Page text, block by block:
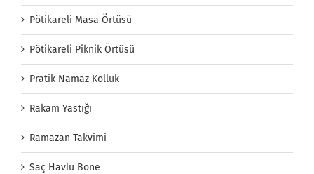
Pötikareli Masa Örtüsü
Pötikareli Piknik Örtüsü
Pratik Namaz Kolluk
Rakam Yastığı
Ramazan Takvimi
Saç Havlu Bone